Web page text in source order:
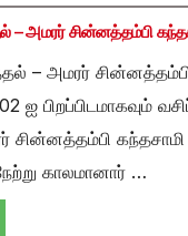
– அமரர் சின்னத்தம்பி
– அமரர்
ஐ பிறப்பிடமாகவும்
காலமானார் …